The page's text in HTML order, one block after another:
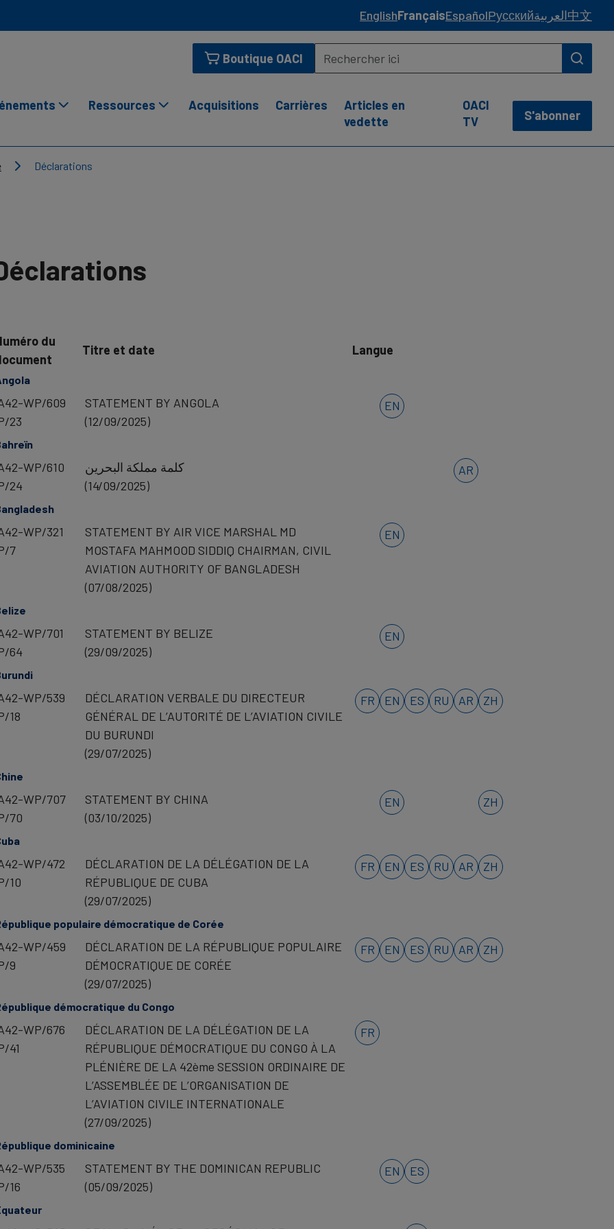
EnglishFrançaisEspañolРусскийالعربية中文
Boutique OACI
Ressources Acquisitions Carrières
Articles en
vedette
OACI
TV
S'abonner
Déclarations
du
Titre et date Langue
WP/609
23
STATEMENT BY ANGOLA
(12/09/2025)
EN
WP/610
24
كلمة مملكة البحرين
(14/09/2025)
AR
WP/321
7
STATEMENT BY AIR VICE MARSHAL MD
MOSTAFA MAHMOOD SIDDIQ CHAIRMAN, CIVIL
AVIATION AUTHORITY OF BANGLADESH
(07/08/2025)
EN
WP/701
64
STATEMENT BY BELIZE
(29/09/2025)
EN
WP/539
18
DÉCLARATION VERBALE DU DIRECTEUR
GÉNÉRAL DE L’AUTORITÉ DE L’AVIATION CIVILE
DU BURUNDI
(29/07/2025)
FR EN ES RU AR ZH
WP/707
70
STATEMENT BY CHINA
(03/10/2025)
EN ZH
WP/472
10
DÉCLARATION DE LA DÉLÉGATION DE LA
RÉPUBLIQUE DE CUBA
(29/07/2025)
FR EN ES RU AR ZH
populaire démocratique de Corée
WP/459
9
DÉCLARATION DE LA RÉPUBLIQUE POPULAIRE
DÉMOCRATIQUE DE CORÉE
(29/07/2025)
FR EN ES RU AR ZH
démocratique du Congo
WP/676
41
DÉCLARATION DE LA DÉLÉGATION DE LA
RÉPUBLIQUE DÉMOCRATIQUE DU CONGO À LA
PLÉNIÈRE DE LA 42ème SESSION ORDINAIRE DE
L’ASSEMBLÉE DE L’ORGANISATION DE
L’AVIATION CIVILE INTERNATIONALE
(27/09/2025)
FR
dominicaine
WP/535
16
STATEMENT BY THE DOMINICAN REPUBLIC
(05/09/2025)
EN ES